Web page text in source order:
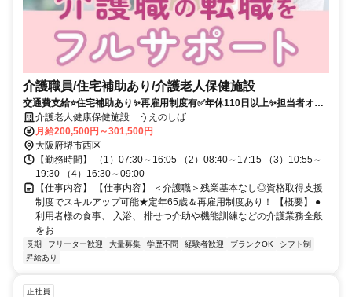
介護職員/住宅補助あり/介護老人保健施設
交通費支給⭐️住宅補助あり✨再雇用制度有✅️年休110日以上✨担当者オス
スメ⭕️研修支援有✨経験者優遇❗️車通勤ＯＫ
介護老人健康保健施設 うえのしば
月給200,500円～301,500円
大阪府堺市西区
【勤務時間】 （1）07:30～16:05 （2）08:40～17:15 （3）10:55～
19:30 （4）16:30～09:00
【仕事内容】 【仕事内容】 ＜介護職＞残業基本なし◎資格取得支援
制度でスキルアップ可能★定年65歳＆再雇用制度あり！ 【概要】 ●
利用者様の食事、 入浴、 排せつ介助や機能訓練などの介護業務全般
をお...
長期 フリーター歓迎 大量募集 学歴不問 経験者歓迎 ブランクOK
シフト制
昇給あり
正社員